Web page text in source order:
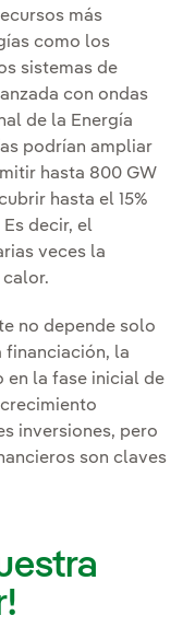
más
como los
sistemas de
con ondas
de la Energía
podrían ampliar
hasta 800 GW
hasta el 15%
decir, el
veces la
no depende solo
financiación, la
en la fase inicial de
inversiones, pero
son claves